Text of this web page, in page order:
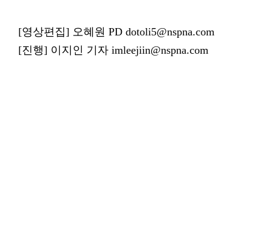
[영상편집] 오혜원 PD dotoli5@nspna.com
[진행] 이지인 기자 imleejiin@nspna.com